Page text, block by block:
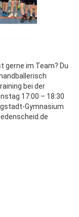
gerne im Team? Du
bei der
17:00 – 18:30
Gymnasium